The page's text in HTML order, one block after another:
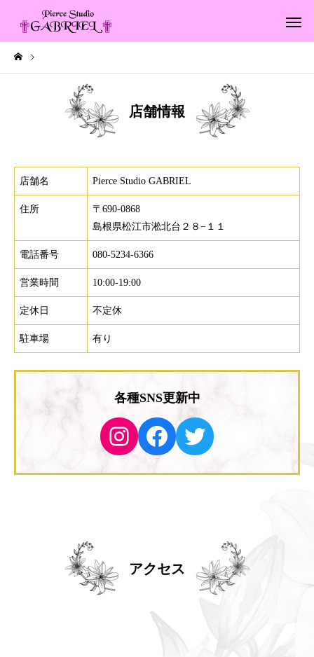
店舗情報
店舗名 Pierce Studio GABRIEL
住所
〒690-0868
島根県松江市淞北台２８−１１
電話番号 080-5234-6366
営業時間 10:00-19:00
定休日 不定休
駐車場 有り
各種SNS更新中
Instagram Facebook Twitter
アクセス